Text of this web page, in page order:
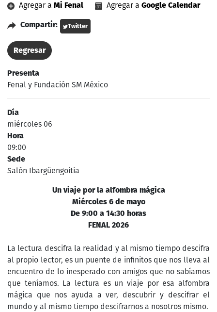
Agregar a Mi Fenal Agregar a Google Calendar
Compartir: Twitter
Regresar
Presenta
Fenal y Fundación SM México
Día
miércoles 06
Hora
09:00
Sede
Salón Ibargüengoitia
Un viaje por la alfombra mágica
Miércoles 6 de mayo
De 9:00 a 14:30 horas
FENAL 2026
La lectura descifra la realidad y al mismo tiempo descifra
al propio lector, es un puente de infinitos que nos lleva al
encuentro de lo inesperado con amigos que no sabíamos
que teníamos. La lectura es un viaje por esa alfombra
mágica que nos ayuda a ver, descubrir y descifrar el
mundo y al mismo tiempo descifrarnos a nosotros mismo.